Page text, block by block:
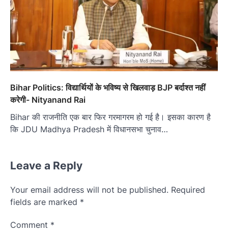
Bihar Politics: विद्यार्थियों के भविष्य से खिलवाड़ BJP बर्दाश्त नहीं
करेगी- Nityanand Rai
Bihar की राजनीति एक बार फिर गरमागरम हो गई है। इसका कारण है
कि JDU Madhya Pradesh में विधानसभा चुनाव…
Leave a Reply
Your email address will not be published. Required
fields are marked *
Comment *